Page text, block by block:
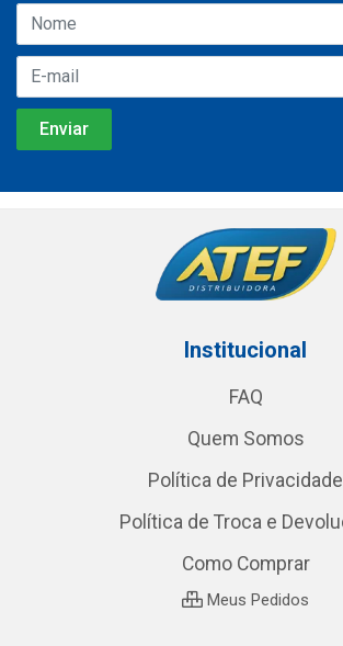
Institucional
FAQ
Quem Somos
Política de Privacidade
Política de Troca e
Como Comprar
Meus Pedidos